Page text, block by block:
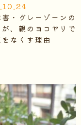
・グレーゾーンの
、親のヨコヤリで
なくす理由